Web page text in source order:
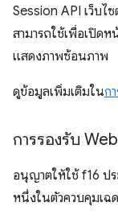
Session API เว็บไ
สามารถใช้เพื่อเปิดห
แสดงภาพซ้อนภาพ
ดูข้อมูลเพิ่มเติมในก
การรองรับ Web
อนุญาตให้ใช้ f16 ป
หนึ่งในตัวควบคุมเฉ